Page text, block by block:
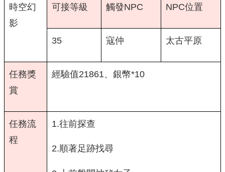
時空幻
影
可接等級 觸發NPC NPC位置
35 寇仲 太古平原
任務獎
賞
經驗值21861、銀幣*10
任務流
程
1.往前探查
2.順著足跡找尋